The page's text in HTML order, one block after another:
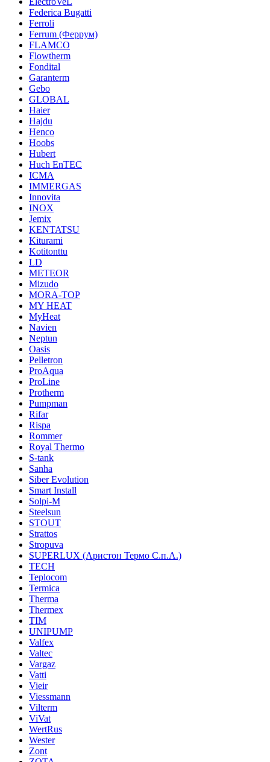
Federica Bugatti
Ferroli
Ferrum (Феррум)
FLAMCO
Flowtherm
Fondital
Garanterm
Gebo
GLOBAL
Haier
Hajdu
Henco
Hoobs
Hubert
Huch EnTEC
ICMA
IMMERGAS
Innovita
INOX
Jemix
KENTATSU
Kiturami
Kotitonttu
LD
METEOR
Mizudo
MORA-TOP
MY HEAT
MyHeat
Navien
Neptun
Oasis
Pelletron
ProAqua
ProLine
Protherm
Pumpman
Rifar
Rispa
Rommer
Royal Thermo
S-tank
Sanha
Siber Evolution
Smart Install
Solpi-M
Steelsun
STOUT
Strattos
Stropuva
SUPERLUX (Аристон Термо С.п.А.)
TECH
Teplocom
Termica
Therma
Thermex
TIM
UNIPUMP
Valfex
Valtec
Vargaz
Vatti
Vieir
Viessmann
Vilterm
ViVat
WertRus
Wester
Zont